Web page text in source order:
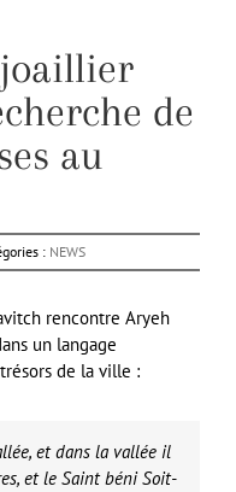
de
au
: NEWS
rencontre Aryeh
un langage
de la ville :
et dans la vallée il
et le Saint béni Soit-